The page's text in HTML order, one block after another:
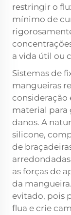
restringir o
mínimo de
a vida útil ou
Sistemas de
mangueiras
consideração
material para
danos. A
silicone,
de
as forças de
da
evitado, pois
flua e crie